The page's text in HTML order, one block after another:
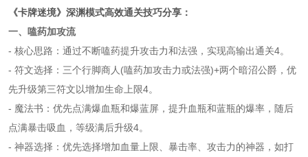
《卡牌迷境》深渊模式高效通关技巧分享：
一、
嗑药加攻流
- 核心思路：通过不断嗑药提升攻击力和法强，实现高输出通关4。
- 符文选择：三个行脚商人(嗑药加攻击力或法强)+两个暗沼公爵，优
先升级第三符文以增加生命上限4。
- 魔法书：优先点满爆血瓶和爆蓝屏，提升血瓶和蓝瓶的爆率，随后
点满暴击吸血，等级满后升级4。
- 神器选择：优先选择增加血量上限、暴击率、攻击力的神器，如打